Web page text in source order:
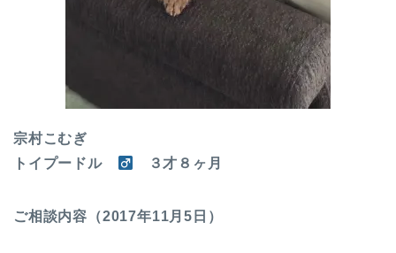
宗村こむぎ
トイプードル
３才８ヶ月
ご相談内容（2017年11月5日）